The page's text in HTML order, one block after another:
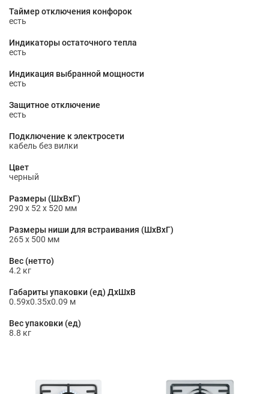
Таймер отключения конфорок
есть
Индикаторы остаточного тепла
есть
Индикация выбранной мощности
есть
Защитное отключение
есть
Подключение к электросети
кабель без вилки
Цвет
черный
Размеры (ШхВхГ)
290 х 52 х 520 мм
Размеры ниши для встраивания (ШхВxГ)
265 x 500 мм
Вес (нетто)
4.2 кг
Габариты упаковки (ед) ДхШхВ
0.59x0.35x0.09 м
Вес упаковки (ед)
8.8 кг